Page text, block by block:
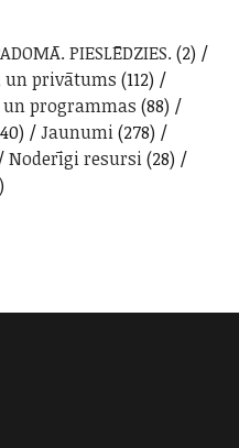
PIESLĒDZIES. (2)
un privātums (112)
programmas (88)
Jaunumi(278)
Noderīgi resursi(28)